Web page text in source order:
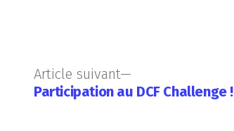
Article suivant
Participation au DCF Challenge !